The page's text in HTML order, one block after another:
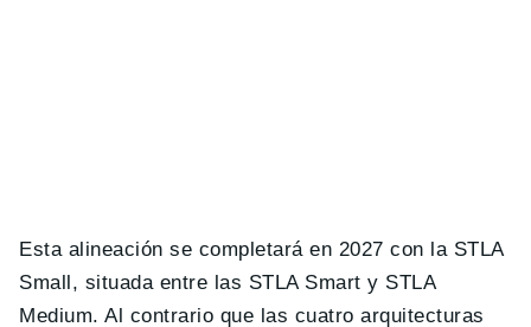
Esta alineación se completará en 2027 con la STLA
Small, situada entre las STLA Smart y STLA
Medium. Al contrario que las cuatro arquitecturas